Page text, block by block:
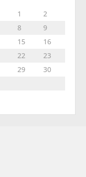
1
2
8
9
15
16
22
23
29
30